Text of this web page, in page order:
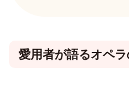
愛用者が語るオペラ